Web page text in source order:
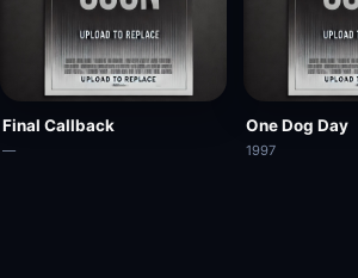
Final Callback
—
One Dog Day
1997